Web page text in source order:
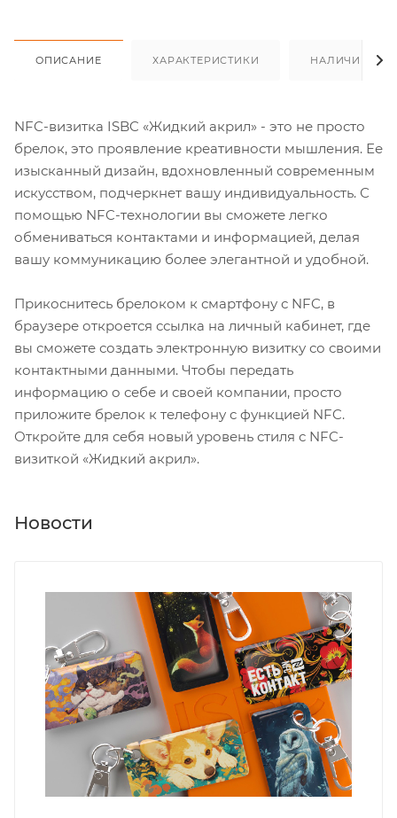
ОПИСАНИЕ ХАРАКТЕРИСТИКИ НАЛИЧИЕ
NFC-визитка ISBC «Жидкий акрил» - это не просто
брелок, это проявление креативности мышления. Ее
изысканный дизайн, вдохновленный современным
искусством, подчеркнет вашу индивидуальность. С
помощью NFC-технологии вы сможете легко
обмениваться контактами и информацией, делая
вашу коммуникацию более элегантной и удобной.
Прикоснитесь брелоком к смартфону с NFC, в
браузере откроется ссылка на личный кабинет, где
вы сможете создать электронную визитку со своими
контактными данными. Чтобы передать
информацию о себе и своей компании, просто
приложите брелок к телефону с функцией NFC.
Откройте для себя новый уровень стиля с NFC-
визиткой «Жидкий акрил».
Новости